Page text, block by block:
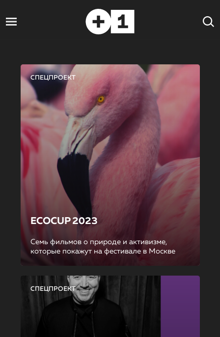
СПЕЦПРОЕКТ
ECOCUP 2023
Семь фильмов о природе и активизме,
которые покажут на фестивале в Москве
СПЕЦПРОЕКТ